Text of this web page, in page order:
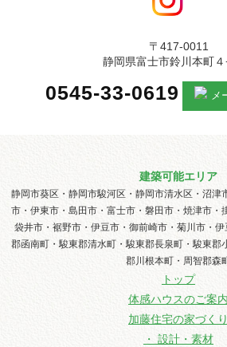
〒417-0011
静岡県富士市鈴川本町４
0545-33-0619 メ
建築可能エリア
静岡市葵区・静岡市駿河区・静岡市清水区・沼津
市・伊東市・島田市・富士市・磐田市・焼津市・
袋井市・裾野市・伊豆市・御前崎市・菊川市・
郡函南町・駿東郡清水町・駿東郡長泉町・駿東郡
郡川根本町・周智郡森
トップ
体感ハウスのご案内
加藤住宅の家づくり
・ 設計・素材